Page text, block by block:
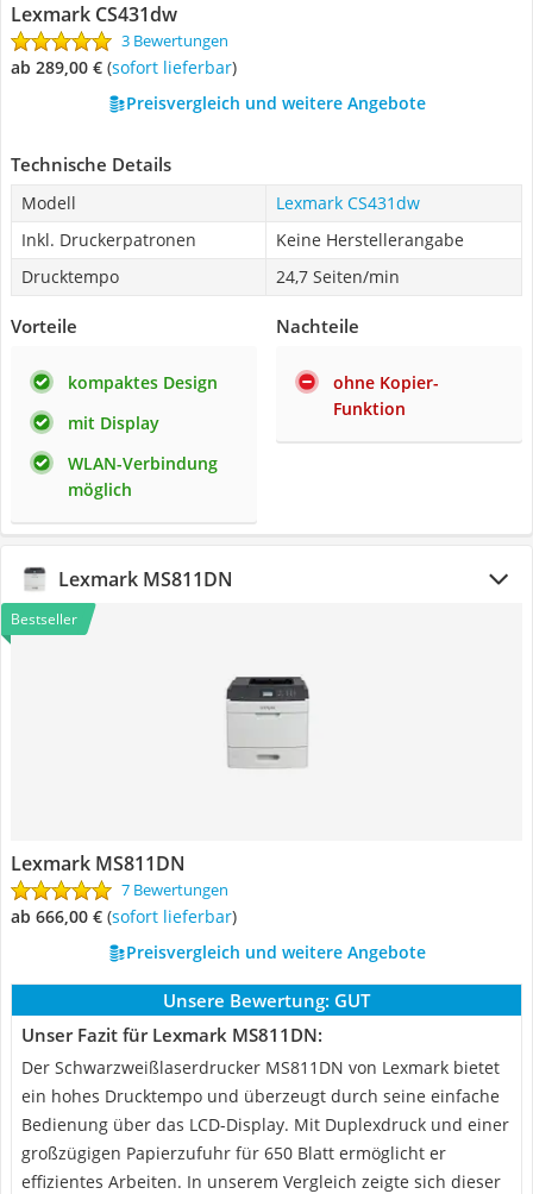
Lexmark CS431dw
3 Bewertungen
ab 289,00 € ( Sofort lieferbar)
Preisvergleich und weitere Angebote
Technische Details
Modell
Lexmark CS431dw
Inkl. Druckerpatronen
Keine Herstellerangabe
Drucktempo
24,7 Seiten/min
Vorteile
kompaktes Design
mit Display
WLAN-Verbindung
möglich
Nachteile
ohne Kopier-
Funktion
Lexmark MS811DN
Bestseller
Lexmark MS811DN
7 Bewertungen
ab 666,00 € ( Sofort lieferbar)
Preisvergleich und weitere Angebote
Unsere Bewertung: GUT
Unser Fazit für Lexmark MS811DN:
Der Schwarzweißlaserdrucker MS811DN von Lexmark bietet
ein hohes Drucktempo und überzeugt durch seine einfache
Bedienung über das LCD-Display. Mit Duplexdruck und einer
großzügigen Papierzufuhr für 650 Blatt ermöglicht er
effizientes Arbeiten. In unserem Vergleich zeigte sich dieser